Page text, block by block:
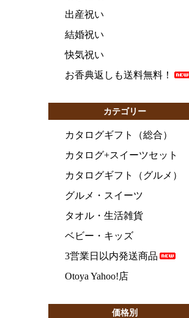
出産祝い
結婚祝い
快気祝い
お香典返しも送料無料！
カテゴリー
カタログギフト（総合）
カタログ+スイーツセット
カタログギフト（グルメ）
グルメ・スイーツ
タオル・生活雑貨
ベビー・キッズ
3営業日以内発送商品
Otoya Yahoo!店
価格別